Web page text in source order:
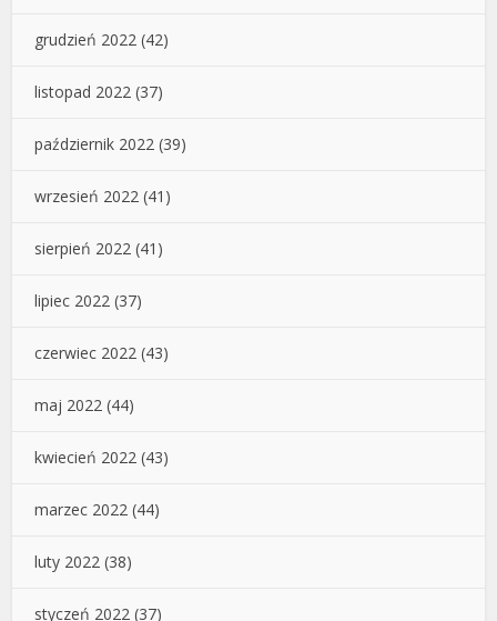
grudzień 2022 (42)
listopad 2022 (37)
październik 2022 (39)
wrzesień 2022 (41)
sierpień 2022 (41)
lipiec 2022 (37)
czerwiec 2022 (43)
maj 2022 (44)
kwiecień 2022 (43)
marzec 2022 (44)
luty 2022 (38)
styczeń 2022 (37)